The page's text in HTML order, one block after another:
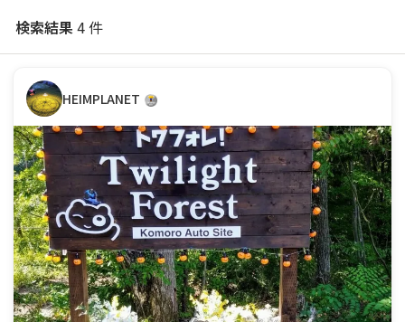
検索結果4 件
HEIMPLANET